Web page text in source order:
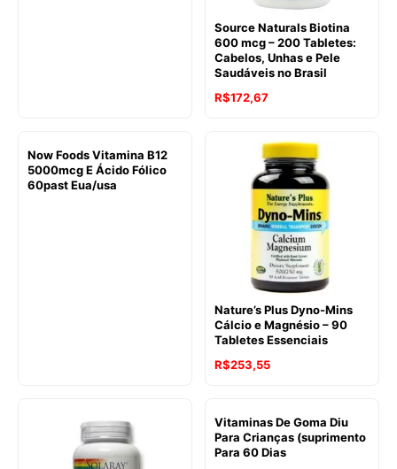
Source Naturals Biotina
600 mcg – 200 Tabletes:
Cabelos, Unhas e Pele
Saudáveis no Brasil
R$172,67
Now Foods Vitamina B12
5000mcg E Ácido Fólico
60past Eua/usa
Nature’s Plus Dyno-Mins
Cálcio e Magnésio – 90
Tabletes Essenciais
R$253,55
Vitaminas De Goma Diu
Para Crianças (suprimento
Para 60 Dias